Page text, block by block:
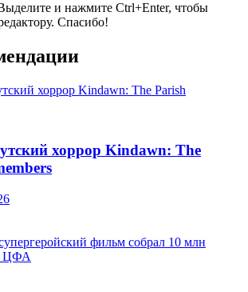
и нажмите Ctrl+Enter, чтобы
Спасибо!
хоррор Kindawn: The